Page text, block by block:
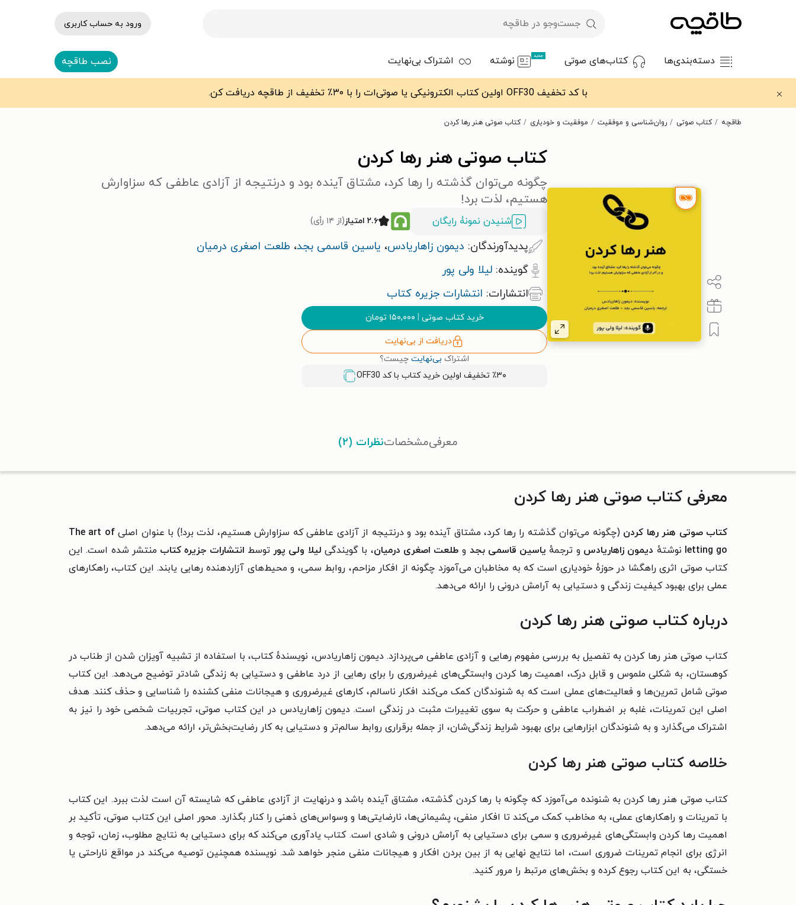
ورود به حساب کاربری
دسته‌بندی‌ها کتاب‌های صوتی جدید نوشته اشتراک بی‌نهایت نصب طاقچه
با کد تخفیف OFF30 اولین کتاب الکترونیکی یا صوتی‌ات را با ۳۰٪ تخفیف از طاقچه دریافت کن.
طاقچه کتاب صوتی روان‌شناسی و موفقیت موفقیت و خودیاری کتاب صوتی هنر رها کردن
کتاب صوتی هنر رها کردن
چگونه می‌توان گذشته را رها کرد، مشتاق آینده بود و درنتیجه از آزادی عاطفی که سزاوارش
هستیم، لذت برد!
شنیدن نمونۀ رایگان ۲.۶ امتیاز (از ۱۴ رأی)
پدیدآورندگان: دیمون زاهاریادس، یاسین قاسمی بجد، طلعت اصغری درمیان
گوینده: لیلا ولی پور
انتشارات: انتشارات جزیره کتاب
خرید کتاب صوتی | ۱۵۰,۰۰۰ تومان
دریافت از بی‌نهایت
اشتراک بی‌نهایت چیست؟
٪۳۰ تخفیف اولین خرید کتاب با کد
OFF30
معرفیمشخصاتنظرات (۲)
معرفی کتاب صوتی هنر رها کردن
کتاب صوتی هنر رها کردن (چگونه می‌توان گذشته را رها کرد، مشتاق آینده بود و درنتیجه از آزادی عاطفی که سزاوارش هستیم، لذت برد!) با عنوان اصلیThe art of
letting go نوشتهٔ دیمون زاهاریادس و ترجمهٔ یاسین قاسمی بجد وطلعت اصغری درمیان، با گویندگی لیلا ولی پورتوسط انتشارات جزیره کتاب منتشر شده است. این
کتاب صوتی اثری راهگشا در حوزهٔ خودیاری است که به مخاطبان می‌آموزد چگونه از افکار مزاحم، روابط سمی، و محیط‌های آزاردهنده رهایی یابند. این کتاب، راهکارهای
عملی برای بهبود کیفیت زندگی و دستیابی به آرامش درونی را ارائه می‌دهد.
درباره کتاب صوتی هنر رها کردن
کتاب صوتی هنر رها کردن به تفصیل به بررسی مفهوم رهایی و آزادی عاطفی می‌پردازد. دیمون زاهاریادس، نویسندهٔ کتاب، با استفاده از تشبیه آویزان شدن از طناب در
کوهستان، به شکلی ملموس و قابل درک، اهمیت رها کردن وابستگی‌های غیرضروری را برای رهایی از درد عاطفی و دستیابی به زندگی شادتر توضیح می‌دهد. این کتاب
صوتی شامل تمرین‌ها و فعالیت‌های عملی است که به شنوندگان کمک می‌کند افکار ناسالم، کارهای غیرضروری و هیجانات منفی کشنده را شناسایی و حذف کنند. هدف
اصلی این تمرینات، غلبه بر اضطراب عاطفی و حرکت به سوی تغییرات مثبت در زندگی است. دیمون زاهاریادس در این کتاب صوتی، تجربیات شخصی خود را نیز به
اشتراک می‌گذارد و به شنوندگان ابزارهایی برای بهبود شرایط زندگی‌شان، از جمله برقراری روابط سالم‌تر و دستیابی به کار رضایت‌بخش‌تر، ارائه می‌دهد.
خلاصه کتاب صوتی هنر رها کردن
کتاب صوتی هنر رها کردن به شنونده می‌آموزد که چگونه با رها کردن گذشته، مشتاق آینده باشد و درنهایت از آزادی عاطفی که شایسته آن است لذت ببرد. این کتاب
با تمرینات و راهکارهای عملی، به مخاطب کمک می‌کند تا افکار منفی، پشیمانی‌ها، نارضایتی‌ها و وسواس‌های ذهنی را کنار بگذارد. محور اصلی این کتاب صوتی، تأکید بر
اهمیت رها کردن وابستگی‌های غیرضروری و سمی برای دستیابی به آرامش درونی و شادی است. کتاب یادآوری می‌کند که برای دستیابی به نتایج مطلوب، زمان، توجه و
انرژی برای انجام تمرینات ضروری است، اما نتایج نهایی به از بین بردن افکار و هیجانات منفی منجر خواهد شد. نویسنده همچنین توصیه می‌کند در مواقع ناراحتی یا
خستگی، به این کتاب رجوع کرده و بخش‌های مرتبط را مرور کنید.